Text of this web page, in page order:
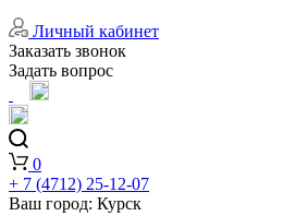
Личный кабинет
Заказать звонок
Задать вопрос
0
+ 7 (4712) 25-12-07
Ваш город: Курск